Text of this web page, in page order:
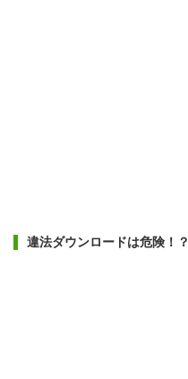
違法ダウンロードは危険！？